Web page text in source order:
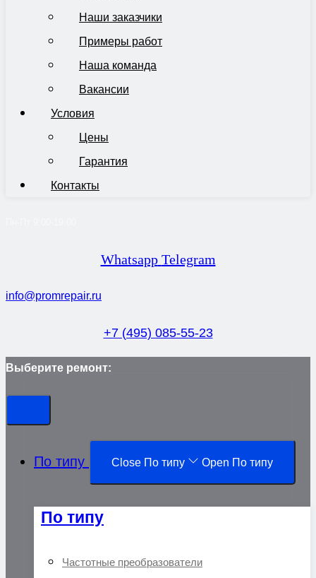
Наши заказчики
Примеры работ
Наша команда
Вакансии
Условия
Цены
Гарантия
Контакты
Whatsapp Telegram
info@promrepair.ru
+7 (495) 085-55-23
Выберите ремонт:
По типу Close По типу Open По типу
По типу
Частотные преобразователи